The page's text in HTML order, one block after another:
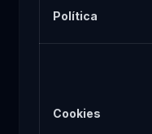
Política
Cookies